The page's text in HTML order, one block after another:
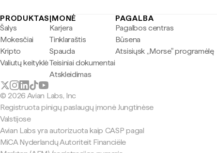
PRODUKTAS
Šalys
Mokesčiai
Kripto
Valiutų keityklė
ĮMONĖ
Karjera
Tinklaraštis
Spauda
Teisiniai dokumentai
Atskleidimas
PAGALBA
Pagalbos centras
Būsena
Atsisiųsk „Morse" programėlę
© 2026 Avian Labs, Inc
Registruota pinigų paslaugų įmonė Jungtinėse
Valstijose
Avian Labs yra autorizuota kaip CASP pagal
MiCA Nyderlandų Autoriteit Financiële